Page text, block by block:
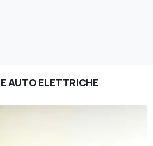
AUTO ELETTRICHE